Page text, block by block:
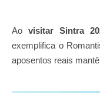
Ao visitar Sintra
exemplifica o
aposentos reais